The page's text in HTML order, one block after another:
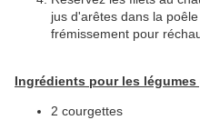
jus d'arêtes dans la
frémissement pour
Ingrédients pour les
2 courgettes